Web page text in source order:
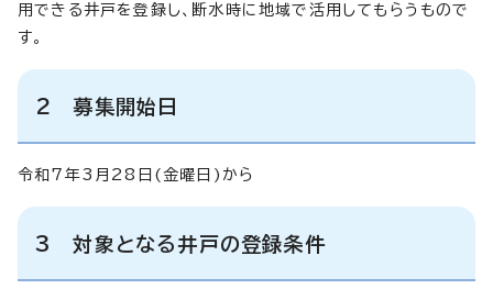
用できる井戸を登録し、断水時に地域で活用してもらうもので
す。
2 募集開始日
令和7年3月28日(金曜日)から
3 対象となる井戸の登録条件